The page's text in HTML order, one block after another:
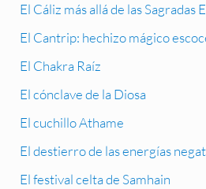
El Cáliz más allá de las Sagradas
El Cantrip: hechizo mágico
El Chakra Raíz
El cónclave de la Diosa
El cuchillo Athame
El destierro de las energías
El festival celta de Samhain